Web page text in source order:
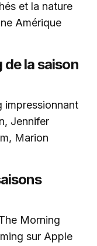
et la nature
Amérique
la saison
impressionnant
Jennifer
Marion
Morning
sur Apple